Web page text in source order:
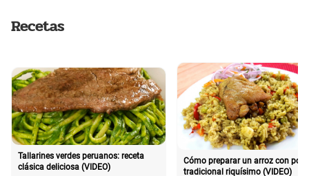
Recetas
Tallarines verdes peruanos: receta
clásica deliciosa (VIDEO)
Cómo preparar un arroz con pollo
tradicional riquísimo (VIDEO)